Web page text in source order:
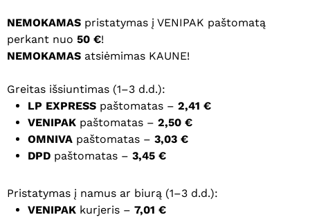
NEMOKAMAS pristatymas į VENIPAK paštomatą
perkant nuo 50 €!
NEMOKAMAS atsiėmimas KAUNE!
Greitas išsiuntimas (1–3 d.d.):
LP EXPRESS paštomatas – 2,41 €
VENIPAK paštomatas – 2,50 €
OMNIVA paštomatas – 3,03 €
DPD paštomatas – 3,45 €
Pristatymas į namus ar biurą (1–3 d.d.):
VENIPAK kurjeris – 7,01 €